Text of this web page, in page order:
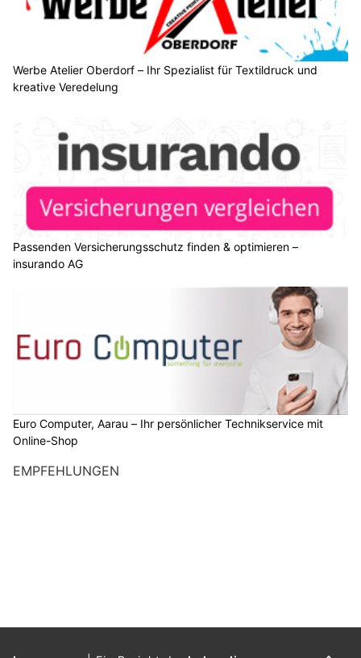
Werbe Atelier Oberdorf – Ihr Spezialist für Textildruck und
kreative Veredelung
Passenden Versicherungsschutz finden & optimieren –
insurando AG
Euro Computer, Aarau – Ihr persönlicher Technikservice mit
Online-Shop
EMPFEHLUNGEN